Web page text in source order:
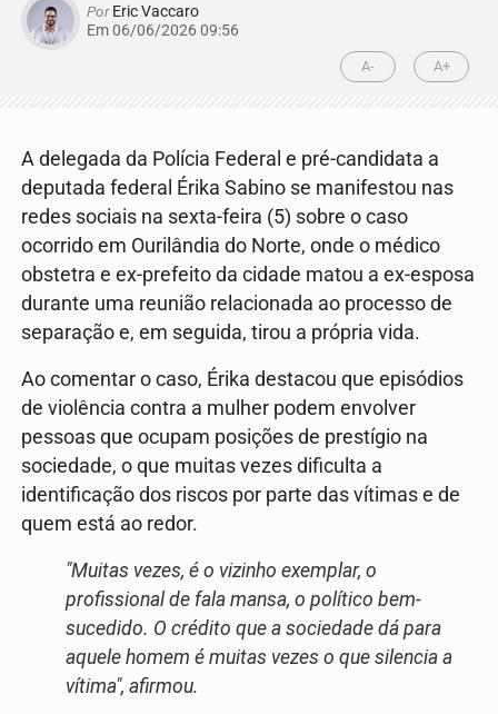
PorEric Vaccaro
Em 06/06/2026 09:56
A- A+
A delegada da Polícia Federal e pré-candidata a
deputada federal Érika Sabino se manifestou nas
redes sociais na sexta-feira (5) sobre o caso
ocorrido em Ourilândia do Norte, onde o médico
obstetra e ex-prefeito da cidade matou a ex-esposa
durante uma reunião relacionada ao processo de
separação e, em seguida, tirou a própria vida.
Ao comentar o caso, Érika destacou que episódios
de violência contra a mulher podem envolver
pessoas que ocupam posições de prestígio na
sociedade, o que muitas vezes dificulta a
identificação dos riscos por parte das vítimas e de
quem está ao redor.
"Muitas vezes, é o vizinho exemplar, o
profissional de fala mansa, o político bem-
sucedido. O crédito que a sociedade dá para
aquele homem é muitas vezes o que silencia a
vítima", afirmou.